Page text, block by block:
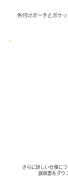
外付けポーチとポケ
さらに詳しい仕様に
説明書をダウ